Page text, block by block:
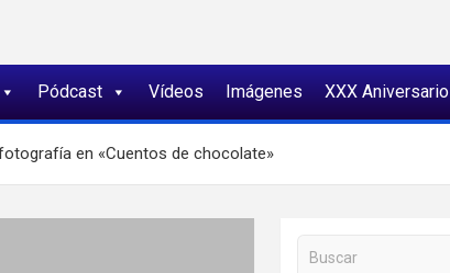
Pódcast Vídeos Imágenes XXX Aniversario
en «Cuentos de chocolate»
Buscar en la web